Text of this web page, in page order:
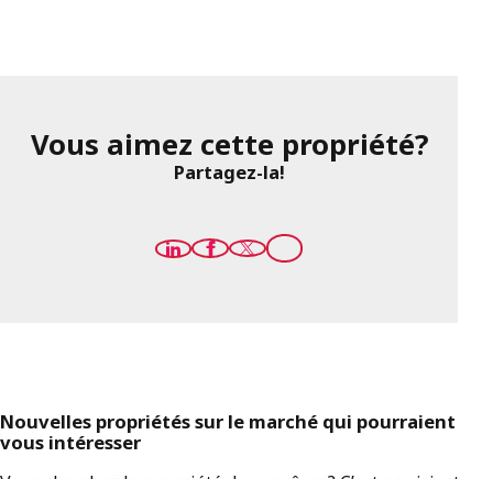
Vous aimez cette propriété?
Partagez-la!
Nouvelles propriétés sur le marché qui pourraient
vous intéresser